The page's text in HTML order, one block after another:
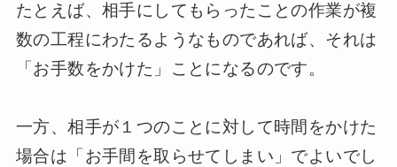
たとえば、相手にしてもらったことの作業が複
数の工程にわたるようなものであれば、それは
「お手数をかけた」ことになるのです。
一方、相手が１つのことに対して時間をかけた
場合は「お手間を取らせてしまい」でよいでし